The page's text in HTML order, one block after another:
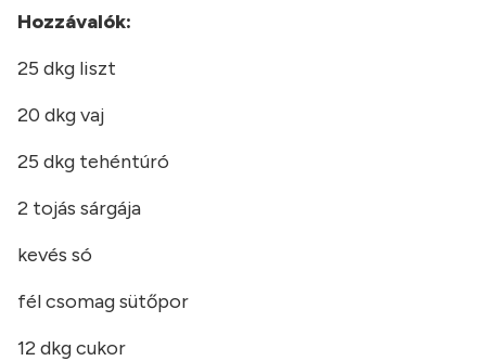
Hozzávalók:
25 dkg liszt
20 dkg vaj
25 dkg tehéntúró
2 tojás sárgája
kevés só
fél csomag sütőpor
12 dkg cukor